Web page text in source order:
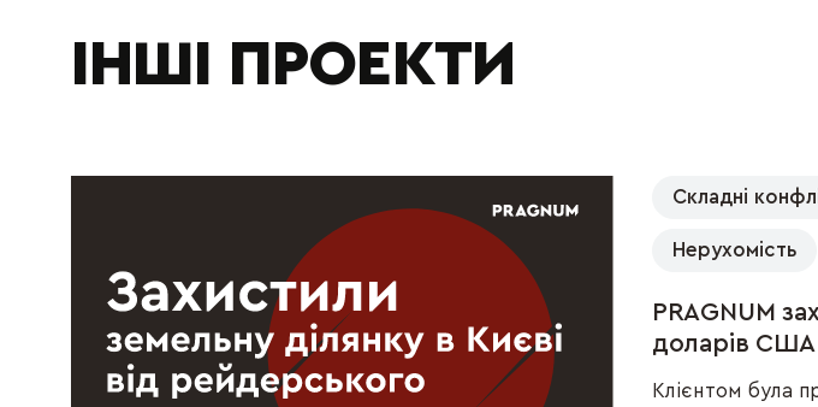
ІНШІ ПРОЕКТИ
Складні
Нерухомість
PRAGNUM
доларів США
Клієнтом була